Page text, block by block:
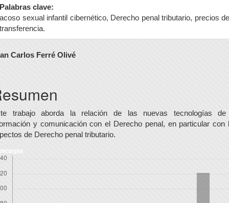
Palabras clave:
acoso sexual infantil cibernético, Derecho penal tributario, precios de
transferencia.
Carlos Ferré Olivé
trabajo aborda la relación de las nuevas tecnologías
y comunicación con el Derecho penal, en particular con
de Derecho penal tributario.